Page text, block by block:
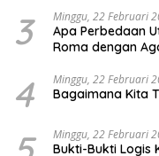
Indonesia Emas
3 Minggu, 22 Februari
Apa Perbedaan
Roma dengan
4 Minggu, 22 Februari
Bagaimana Kita
Minggu, 22 Februari
Bukti-Bukti Logis